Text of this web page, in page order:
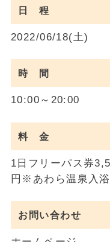
日 程
2022/06/18(土)
時 間
10:00～20:00
料 金
1日フリーパス券
円※あわら温泉入
お問い合わせ